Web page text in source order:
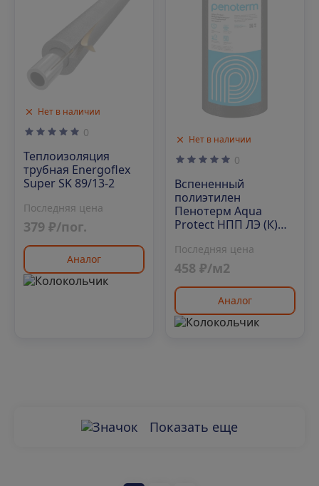
Нет в наличии
0
Теплоизоляция
трубная Energoflex
Super SK 89/13-2
Последняя цена
379 ₽/пог.
Аналог
Нет в наличии
0
Вспененный
полиэтилен
Пенотерм Aqua
Protect НПП ЛЭ (К)
Последняя цена
458 ₽/м2
Аналог
Показать еще